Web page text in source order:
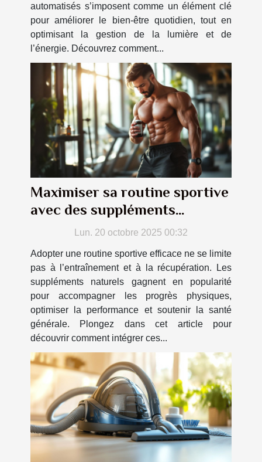
automatisés s’imposent comme un élément clé
pour améliorer le bien-être quotidien, tout en
optimisant la gestion de la lumière et de
l’énergie. Découvrez comment...
Maximiser sa routine sportive
avec des suppléments
naturelsLun. 20 octobre 2025 00:32
Adopter une routine sportive efficace ne se limite
pas à l’entraînement et à la récupération. Les
suppléments naturels gagnent en popularité
pour accompagner les progrès physiques,
optimiser la performance et soutenir la santé
générale. Plongez dans cet article pour
découvrir comment intégrer ces...